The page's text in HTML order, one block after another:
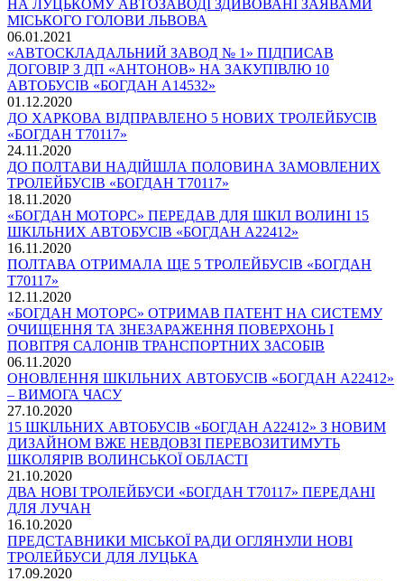
НА ЛУЦЬКОМУ АВТОЗАВОДІ ЗДИВОВАНІ ЗАЯВАМИ
МІСЬКОГО ГОЛОВИ ЛЬВОВА
06.01.2021
«АВТОСКЛАДАЛЬНИЙ ЗАВОД № 1» ПІДПИСАВ
ДОГОВІР З ДП «АНТОНОВ» НА ЗАКУПІВЛЮ 10
АВТОБУСІВ «БОГДАН А14532»
01.12.2020
ДО ХАРКОВА ВІДПРАВЛЕНО 5 НОВИХ ТРОЛЕЙБУСІВ
«БОГДАН Т70117»
24.11.2020
ДО ПОЛТАВИ НАДІЙШЛА ПОЛОВИНА ЗАМОВЛЕНИХ
ТРОЛЕЙБУСІВ «БОГДАН Т70117»
18.11.2020
«БОГДАН МОТОРС» ПЕРЕДАВ ДЛЯ ШКІЛ ВОЛИНІ 15
ШКІЛЬНИХ АВТОБУСІВ «БОГДАН А22412»
16.11.2020
ПОЛТАВА ОТРИМАЛА ЩЕ 5 ТРОЛЕЙБУСІВ «БОГДАН
Т70117»
12.11.2020
«БОГДАН МОТОРС» ОТРИМАВ ПАТЕНТ НА СИСТЕМУ
ОЧИЩЕННЯ ТА ЗНЕЗАРАЖЕННЯ ПОВЕРХОНЬ І
ПОВІТРЯ САЛОНІВ ТРАНСПОРТНИХ ЗАСОБІВ
06.11.2020
ОНОВЛЕННЯ ШКІЛЬНИХ АВТОБУСІВ «БОГДАН А22412»
– ВИМОГА ЧАСУ
27.10.2020
15 ШКІЛЬНИХ АВТОБУСІВ «БОГДАН А22412» З НОВИМ
ДИЗАЙНОМ ВЖЕ НЕВДОВЗІ ПЕРЕВОЗИТИМУТЬ
ШКОЛЯРІВ ВОЛИНСЬКОЇ ОБЛАСТІ
21.10.2020
ДВА НОВІ ТРОЛЕЙБУСИ «БОГДАН Т70117» ПЕРЕДАНІ
ДЛЯ ЛУЧАН
16.10.2020
ПРЕДСТАВНИКИ МІСЬКОЇ РАДИ ОГЛЯНУЛИ НОВІ
ТРОЛЕЙБУСИ ДЛЯ ЛУЦЬКА
17.09.2020